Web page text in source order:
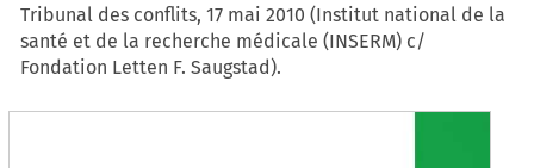
Tribunal des conflits, 17 mai 2010 (Institut national de la
santé et de la recherche médicale (INSERM) c/
Fondation Letten F. Saugstad).